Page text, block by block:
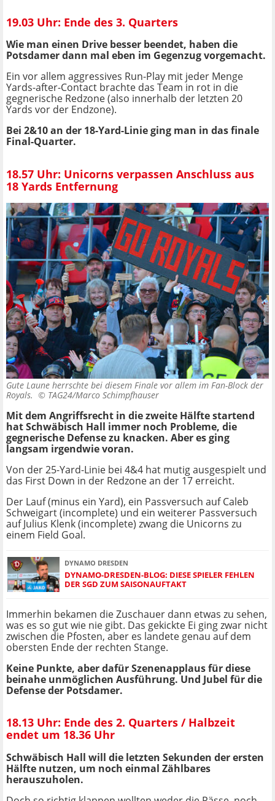
19.03 Uhr: Ende des 3. Quarters
Wie man einen Drive besser beendet, haben die
Potsdamer dann mal eben im Gegenzug vorgemacht.
Ein vor allem aggressives Run-Play mit jeder Menge
Yards-after-Contact brachte das Team in rot in die
gegnerische Redzone (also innerhalb der letzten 20
Yards vor der Endzone).
Bei 2&10 an der 18-Yard-Linie ging man in das finale
Final-Quarter.
18.57 Uhr: Unicorns verpassen Anschluss aus
18 Yards Entfernung
Gute Laune herrschte bei diesem Finale vor allem im Fan-Block der
Royals. © TAG24/Marco Schimpfhauser
Mit dem Angriffsrecht in die zweite Hälfte startend
hat Schwäbisch Hall immer noch Probleme, die
gegnerische Defense zu knacken. Aber es ging
langsam irgendwie voran.
Von der 25-Yard-Linie bei 4&4 hat mutig ausgespielt und
das First Down in der Redzone an der 17 erreicht.
Der Lauf (minus ein Yard), ein Passversuch auf Caleb
Schweigart (incomplete) und ein weiterer Passversuch
auf Julius Klenk (incomplete) zwang die Unicorns zu
einem Field Goal.
DYNAMO DRESDEN
DYNAMO-DRESDEN-BLOG: DIESE SPIELER FEHLEN
DER SGD ZUM SAISONAUFTAKT
Immerhin bekamen die Zuschauer dann etwas zu sehen,
was es so gut wie nie gibt. Das gekickte Ei ging zwar nicht
zwischen die Pfosten, aber es landete genau auf dem
obersten Ende der rechten Stange.
Keine Punkte, aber dafür Szenenapplaus für diese
beinahe unmöglichen Ausführung. Und Jubel für die
Defense der Potsdamer.
18.13 Uhr: Ende des 2. Quarters / Halbzeit
endet um 18.36 Uhr
Schwäbisch Hall will die letzten Sekunden der ersten
Hälfte nutzen, um noch einmal Zählbares
herauszuholen.